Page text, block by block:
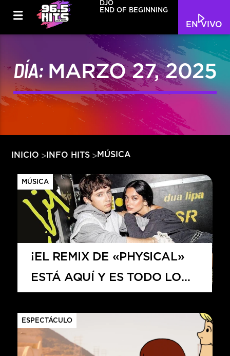
EN VIVO
DJO
END OF BEGINNING
HITS – 96.5 FM
HITS
DÍA: MARZO 27, 2025
INICIO INFO HITS MÚSICA
MÚSICA
¡EL REMIX DE «PHYSICAL»
ESTÁ AQUÍ Y ES TODO LO
ESPECTÁCULO